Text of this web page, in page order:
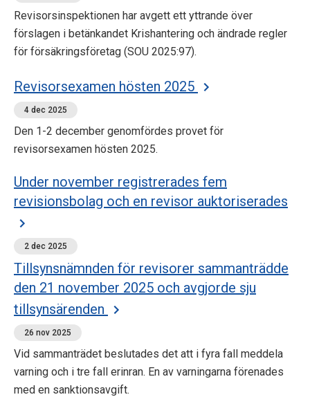
Revisorsinspektionen har avgett ett yttrande över
förslagen i betänkandet Krishantering och ändrade regler
för försäkringsföretag (SOU 2025:97).
Revisorsexamen hösten 2025
4 dec 2025
Den 1-2 december genomfördes provet för
revisorsexamen hösten 2025.
Under november registrerades fem
revisionsbolag och en revisor auktoriserades
2 dec 2025
Tillsynsnämnden för revisorer sammanträdde
den 21 november 2025 och avgjorde sju
tillsynsärenden
26 nov 2025
Vid sammanträdet beslutades det att i fyra fall meddela
varning och i tre fall erinran. En av varningarna förenades
med en sanktionsavgift.